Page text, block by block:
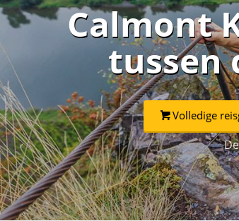
Calmont
tussen
Volledige